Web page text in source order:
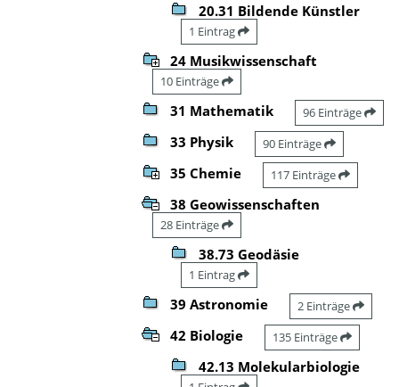
20.31 Bildende Künstler
1 Eintrag
24 Musikwissenschaft
10 Einträge
31 Mathematik 96 Einträge
33 Physik 90 Einträge
35 Chemie 117 Einträge
38 Geowissenschaften
28 Einträge
38.73 Geodäsie
1 Eintrag
39 Astronomie 2 Einträge
42 Biologie 135 Einträge
42.13 Molekularbiologie